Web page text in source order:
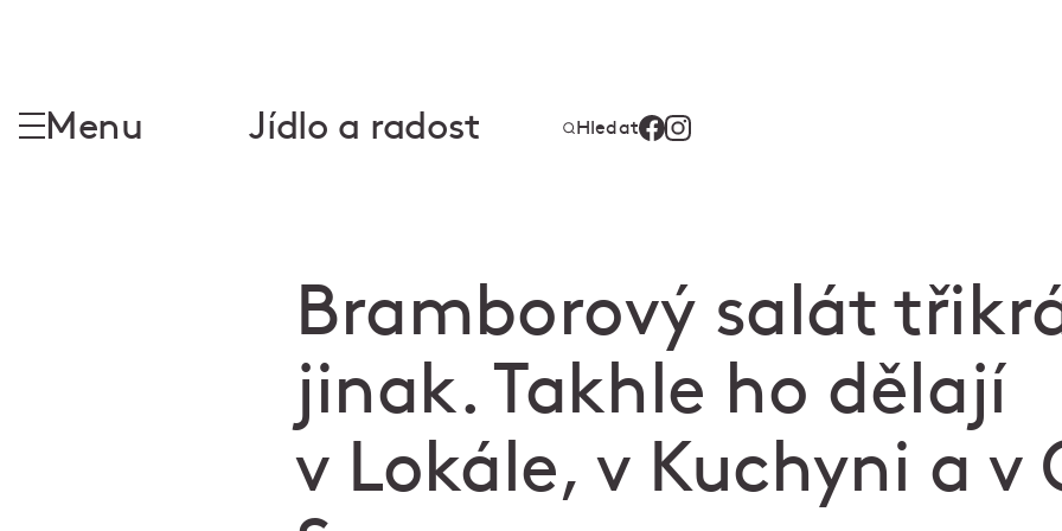
Menu Jídlo a radost Hledat
Bramborový salát
jinak. Takhle ho dělají
v Lokále, v Kuchyni a v